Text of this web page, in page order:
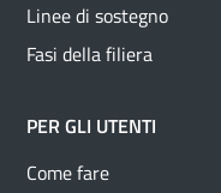
Linee di sostegno
Fasi della filiera
PER GLI UTENTI
Come fare